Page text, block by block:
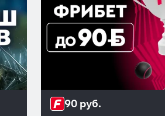
90 руб.